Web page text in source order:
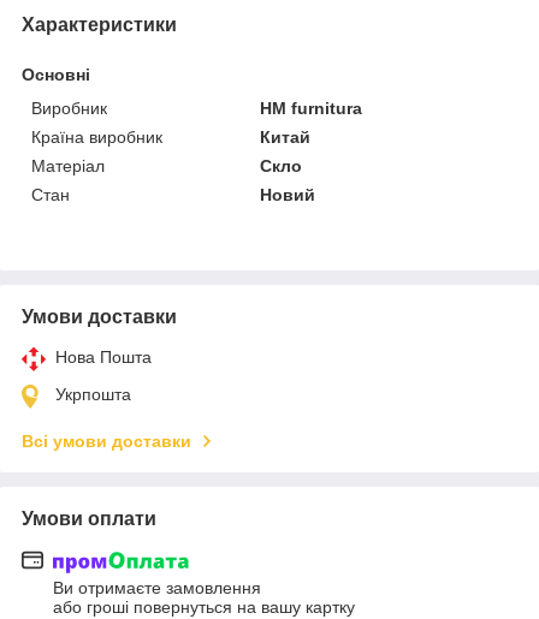
Характеристики
Основні
Виробник
HM furnitura
Країна виробник
Китай
Матеріал
Скло
Стан
Новий
Умови доставки
Нова Пошта
Укрпошта
Всі умови доставки
Умови оплати
Ви отримаєте замовлення
або гроші повернуться на вашу картку